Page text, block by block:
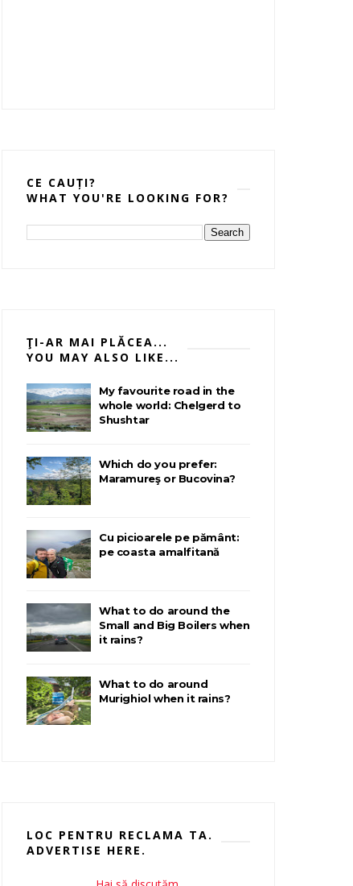
CE CAUȚI?
WHAT YOU'RE LOOKING FOR?
ŢI-AR MAI PLĂCEA...
YOU MAY ALSO LIKE...
My favourite road in the
whole world: Chelgerd to
Shushtar
Which do you prefer:
Maramureş or Bucovina?
Cu picioarele pe pământ:
pe coasta amalfitană
What to do around the
Small and Big Boilers when
it rains?
What to do around
Murighiol when it rains?
LOC PENTRU RECLAMA TA.
ADVERTISE HERE.